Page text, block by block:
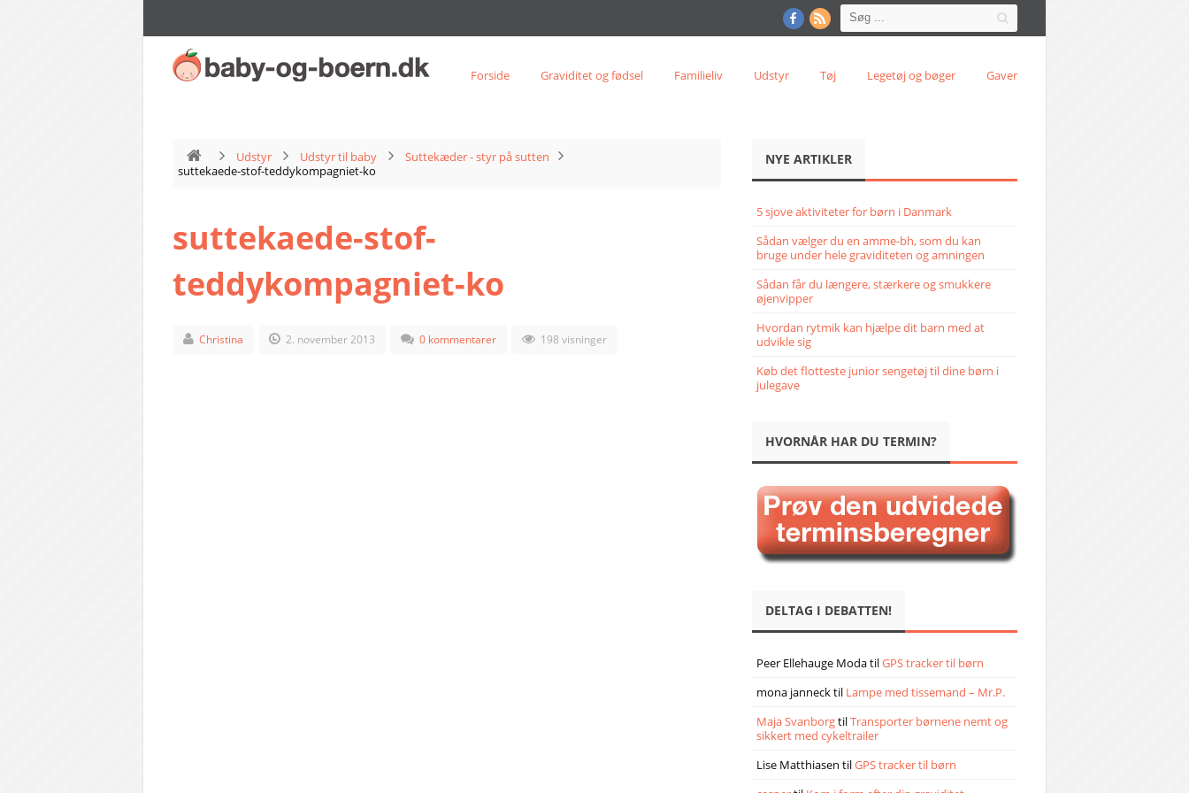
Forside Graviditet og fødsel Familieliv Udstyr Tøj Legetøj og bøger Gaver
Udstyr Udstyr til baby
Suttekæder - styr på sutten
suttekaede-stof-teddykompagniet-ko
suttekaede-stof-
teddykompagniet-ko
Christina 2. november 2013 0 kommentarer 198 visninger
NYE ARTIKLER
5 sjove aktiviteter for børn i Danmark
Sådan vælger du en amme-bh, som du kan
bruge under hele graviditeten og amningen
Sådan får du længere, stærkere og smukkere
øjenvipper
Hvordan rytmik kan hjælpe dit barn med at
udvikle sig
Køb det flotteste junior sengetøj til dine børn i
julegave
HVORNÅR HAR DU TERMIN?
DELTAG I DEBATTEN!
Peer Ellehauge ModatilGPS tracker til børn
mona jannecktil Lampe med tissemand – Mr.P.
Maja SvanborgtilTransporter børnene nemt og
sikkert med cykeltrailer
Lise Matthiasen tilGPS tracker til børn